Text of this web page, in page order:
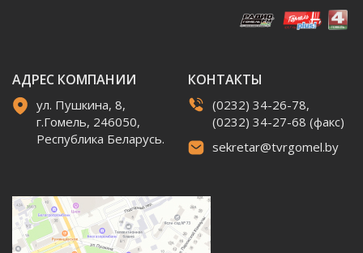
АДРЕС КОМПАНИИ
ул. Пушкина, 8,
г.Гомель, 246050,
Республика Беларусь.
КОНТАКТЫ
(0232) 34-26-78,
(0232) 34-27-68 (факс)
sekretar@tvrgomel.by